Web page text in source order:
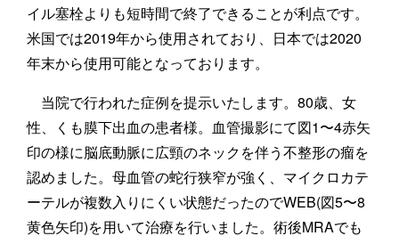
イル塞栓よりも短時間で終了できることが利点です。
米国では2019年から使用されており、日本では2020
年末から使用可能となっております。
当院で行われた症例を提示いたします。80歳、女
性、くも膜下出血の患者様。血管撮影にて図1〜4赤矢
印の様に脳底動脈に広頸のネックを伴う不整形の瘤を
認めました。母血管の蛇行狭窄が強く、マイクロカテ
ーテルが複数入りにくい状態だったのでWEB(図5〜8
黄色矢印)を用いて治療を行いました。術後MRAでも